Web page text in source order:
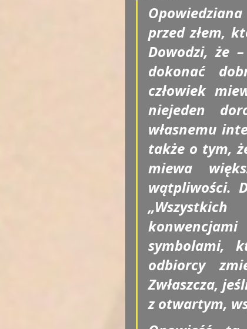
przed złem,
Dowodzi, że
dokonać
człowiek
niejeden
własnemu
także o tym,
miewa
wątpliwości.
symbolami,
odbiorcy
Zwłaszcza,
z otwartym,